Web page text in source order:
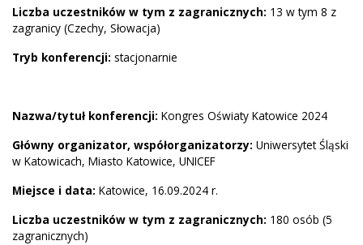
Liczba uczestników w tym z zagranicznych: 13 w tym 8 z
zagranicy (Czechy, Słowacja)
Tryb konferencji: stacjonarnie
Nazwa/tytuł konferencji: Kongres Oświaty Katowice 2024
Główny organizator, współorganizatorzy: Uniwersytet Śląski
w Katowicach, Miasto Katowice, UNICEF
Miejsce i data: Katowice, 16.09.2024 r.
Liczba uczestników w tym z zagranicznych: 180 osób (5
zagranicznych)